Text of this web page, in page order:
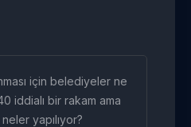
için belediyeler ne
iddialı bir rakam ama
yapılıyor?